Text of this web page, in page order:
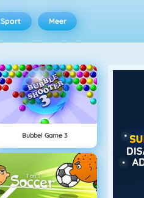
Sport Meer
Bubbel Game 3